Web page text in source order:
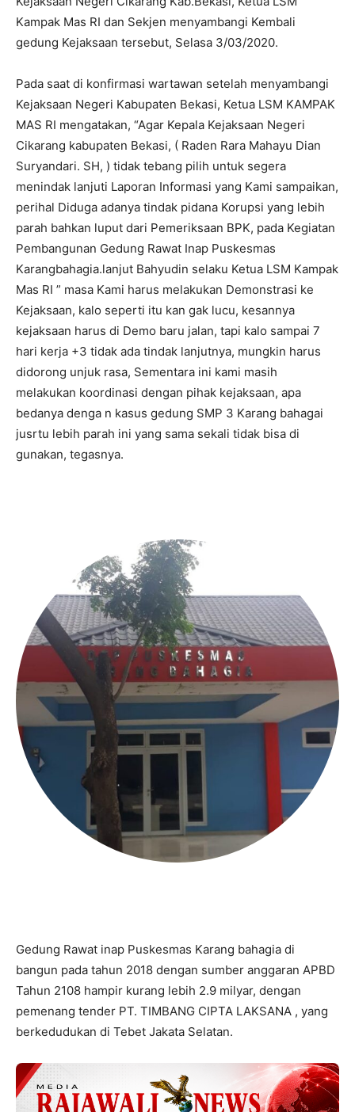
Kampak Mas RI dan Sekjen menyambangi Kembali
gedung Kejaksaan tersebut, Selasa 3/03/2020.
Pada saat di konfirmasi wartawan setelah menyambangi
Kejaksaan Negeri Kabupaten Bekasi, Ketua LSM KAMPAK
MAS RI mengatakan, “Agar Kepala Kejaksaan Negeri
Cikarang kabupaten Bekasi, ( Raden Rara Mahayu Dian
Suryandari. SH, ) tidak tebang pilih untuk segera
menindak lanjuti Laporan Informasi yang Kami sampaikan,
perihal Diduga adanya tindak pidana Korupsi yang lebih
parah bahkan luput dari Pemeriksaan BPK, pada Kegiatan
Pembangunan Gedung Rawat Inap Puskesmas
Karangbahagia.lanjut Bahyudin selaku Ketua LSM Kampak
Mas RI ” masa Kami harus melakukan Demonstrasi ke
Kejaksaan, kalo seperti itu kan gak lucu, kesannya
kejaksaan harus di Demo baru jalan, tapi kalo sampai 7
hari kerja +3 tidak ada tindak lanjutnya, mungkin harus
didorong unjuk rasa, Sementara ini kami masih
melakukan koordinasi dengan pihak kejaksaan, apa
bedanya denga n kasus gedung SMP 3 Karang bahagai
jusrtu lebih parah ini yang sama sekali tidak bisa di
gunakan, tegasnya.
Gedung Rawat inap Puskesmas Karang bahagia di
bangun pada tahun 2018 dengan sumber anggaran APBD
Tahun 2108 hampir kurang lebih 2.9 milyar, dengan
pemenang tender PT. TIMBANG CIPTA LAKSANA , yang
berkedudukan di Tebet Jakata Selatan.